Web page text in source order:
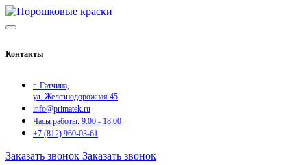
Контакты
г. Гатчина,
ул. Железнодорожная 45
info@primatek.ru
Часы работы: 9:00 - 18:00
+7 (812) 960-03-61
Заказать звонок Заказать звонок